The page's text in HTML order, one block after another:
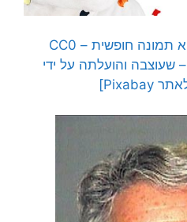
[התמונה המקורית היא תמונה חופשית – CC0
Creative Commons – שעוצבה והועלתה על ידי